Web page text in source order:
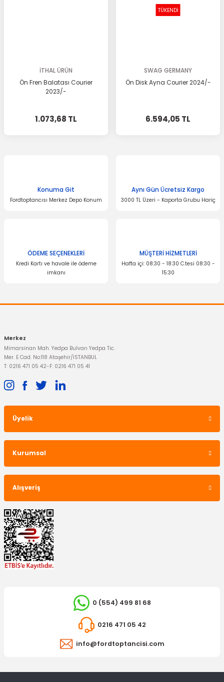
İTHAL ÜRÜN
Ön Fren Balatası Courier
2023/-
1.073,68 TL
TÜKENDİ
SWAG GERMANY
Ön Disk Ayna Courier 2024/-
6.594,05 TL
Konuma Git
Fordtoptancısı Merkez Depo Konum
Aynı Gün Ücretsiz Kargo
3000 TL Üzeri - Kaporta Grubu Hariç
ÖDEME SEÇENEKLERİ
Kredi Kartı ve havale ile ödeme
imkanı
MÜŞTERİ HİZMETLERİ
Hafta içi: 08:30 - 18:30 C.tesi 08:30 -
15:30
Merkez
Mimarsinan Mah. Yedpa Bulvarı Yedpa Tic.
Mer. E Cad. No:118 Ataşehir/İSTANBUL
T: 0216 471 05 42-F: 0216 471 05 41
Üyelik
Kurumsal
Alışveriş
0 (554) 499 81 68
0216 471 05 42
info@fordtoptancisi.com